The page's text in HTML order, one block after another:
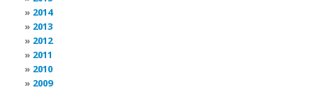
2014
2013
2012
2011
2010
2009